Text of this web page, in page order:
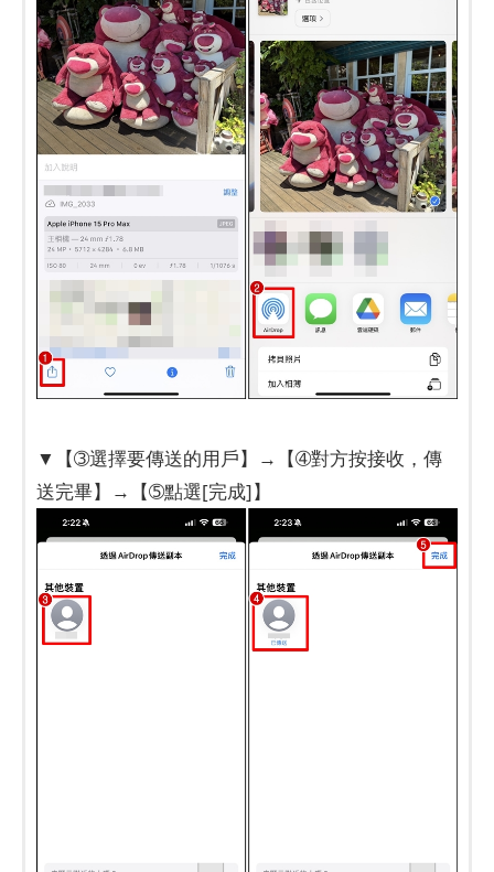
▼【➂選擇要傳送的用戶】→【➃對方按接收，傳
送完畢】→【➄點選[完成]】